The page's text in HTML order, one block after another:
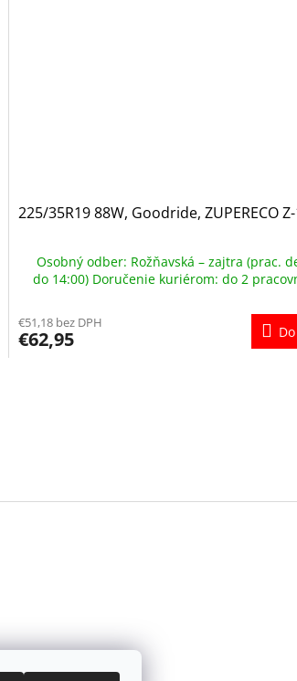
225/35R19 88W, Goodride, ZUPERECO
Osobný odber: Rožňavská – zajtra (prac.
do 14:00) Doručenie kuriérom: do 2
€51,18 bez DPH
€62,95